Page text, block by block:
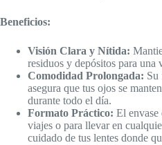
Beneficios:
Visión Clara y Nítida:
residuos y depósitos para una
Comodidad Prolongada: Su
asegura que tus ojos se
durante todo el día.
Formato Práctico: El envase
viajes o para llevar en
cuidado de tus lentes donde